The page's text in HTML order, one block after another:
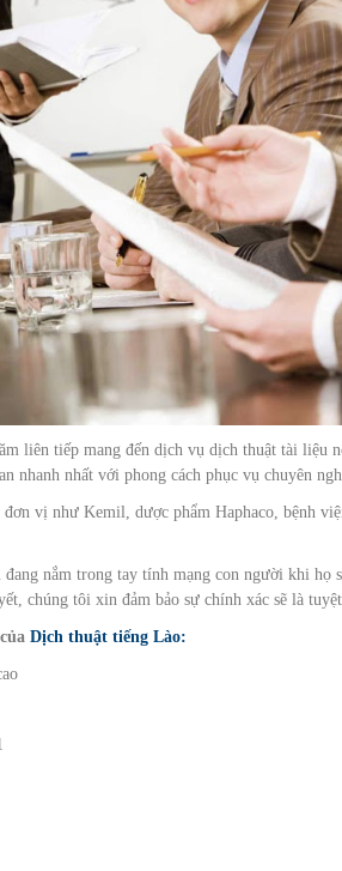
liên tiếp mang đến dịch vụ dịch thuật tài liệu
nhanh nhất với phong cách phục vụ chuyên
vị như Kemil, dược phẩm Haphaco, bệnh
nắm trong tay tính mạng con người khi họ
chúng tôi xin đảm bảo sự chính xác sẽ là tuyệt
Dịch thuật tiếng Lào: